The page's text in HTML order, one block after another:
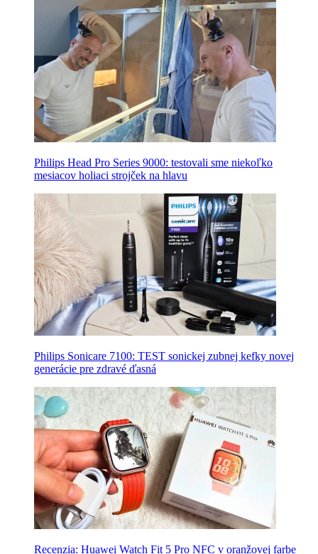
Philips Head Pro Series 9000: testovali sme niekoľko
mesiacov holiaci strojček na hlavu
Philips Sonicare 7100: TEST sonickej zubnej kefky novej
generácie pre zdravé ďasná
Recenzia: Huawei Watch Fit 5 Pro NFC v oranžovej farbe